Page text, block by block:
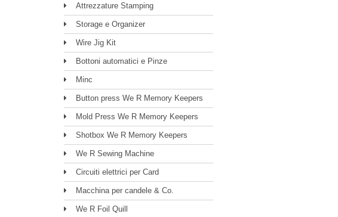
Attrezzature Stamping
Storage e Organizer
Wire Jig Kit
Bottoni automatici e Pinze
Minc
Button press We R Memory Keepers
Mold Press We R Memory Keepers
Shotbox We R Memory Keepers
We R Sewing Machine
Circuiti elettrici per Card
Macchina per candele & Co.
We R Foil Quill